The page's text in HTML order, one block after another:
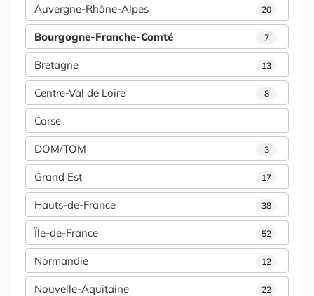
Auvergne-Rhône-Alpes 20
Bourgogne-Franche-Comté 7
Bretagne 13
Centre-Val de Loire 8
Corse
DOM/TOM 3
Grand Est 17
Hauts-de-France 38
Île-de-France 52
Normandie 12
Nouvelle-Aquitaine 22